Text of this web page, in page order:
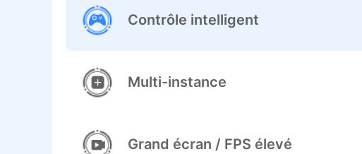
Contrôle intelligent
Multi-instance
Grand écran / FPS élevé